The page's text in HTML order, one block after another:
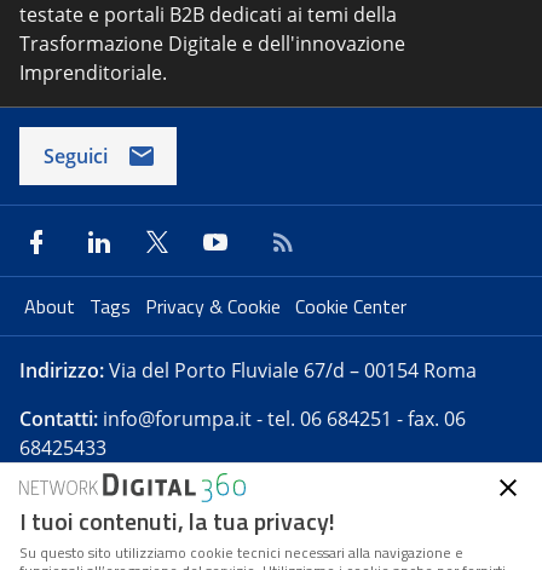
testate e portali B2B dedicati ai temi della
Trasformazione Digitale e dell'innovazione
Imprenditoriale.
Seguici
About Tags Privacy & Cookie Cookie Center
Indirizzo:Via del Porto Fluviale 67/d – 00154 Roma
Contatti: info@forumpa.it- tel. 06 684251 - fax. 06
68425433
Forumpa.itè una pubblicazione telematica iscritta
presso Registro della stampa del Tribunale di Roma -
I tuoi contenuti, la tua privacy!
Su questo sito utilizziamo cookie tecnici necessari alla navigazione e